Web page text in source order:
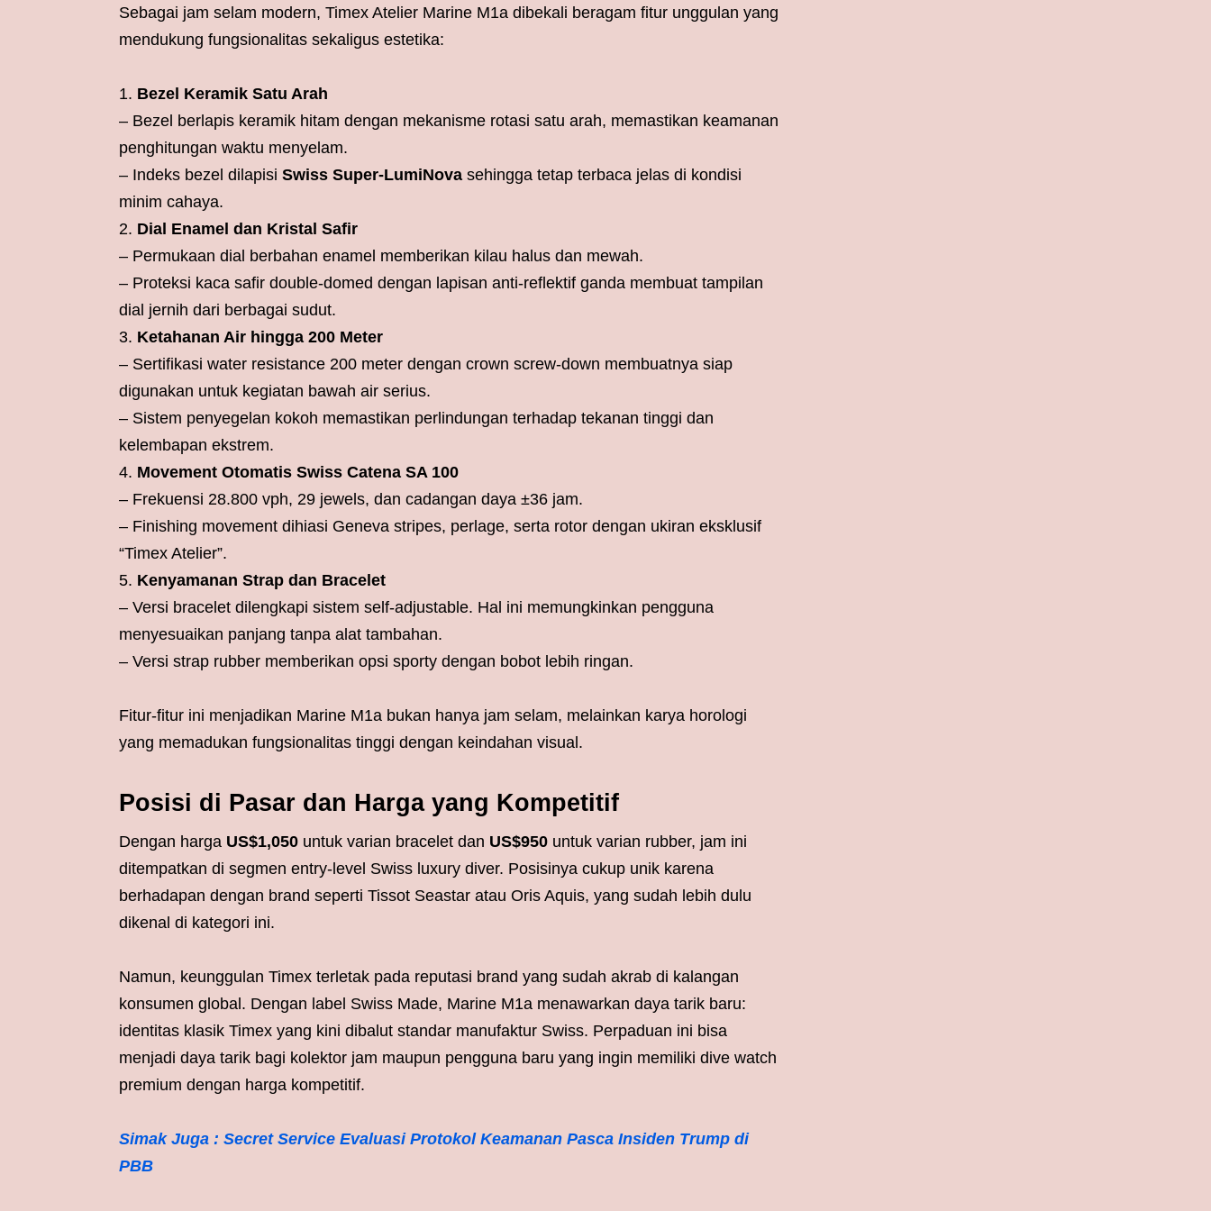
Sebagai jam selam modern, Timex Atelier Marine M1a dibekali beragam fitur unggulan yang
mendukung fungsionalitas sekaligus estetika:
Bezel Keramik Satu Arah
– Bezel berlapis keramik hitam dengan mekanisme rotasi satu arah, memastikan keamanan
penghitungan waktu menyelam.
– Indeks bezel dilapisi Swiss Super-LumiNova sehingga tetap terbaca jelas di kondisi
minim cahaya.
Dial Enamel dan Kristal Safir
– Permukaan dial berbahan enamel memberikan kilau halus dan mewah.
– Proteksi kaca safir double-domed dengan lapisan anti-reflektif ganda membuat tampilan
dial jernih dari berbagai sudut.
Ketahanan Air hingga 200 Meter
– Sertifikasi water resistance 200 meter dengan crown screw-down membuatnya siap
digunakan untuk kegiatan bawah air serius.
– Sistem penyegelan kokoh memastikan perlindungan terhadap tekanan tinggi dan
kelembapan ekstrem.
Movement Otomatis Swiss Catena SA 100
– Frekuensi 28.800 vph, 29 jewels, dan cadangan daya ±36 jam.
– Finishing movement dihiasi Geneva stripes, perlage, serta rotor dengan ukiran eksklusif
“Timex Atelier”.
Kenyamanan Strap dan Bracelet
– Versi bracelet dilengkapi sistem self-adjustable. Hal ini memungkinkan pengguna
menyesuaikan panjang tanpa alat tambahan.
– Versi strap rubber memberikan opsi sporty dengan bobot lebih ringan.
Fitur-fitur ini menjadikan Marine M1a bukan hanya jam selam, melainkan karya horologi
yang memadukan fungsionalitas tinggi dengan keindahan visual.
Posisi di Pasar dan Harga yang Kompetitif
Dengan harga US$1,050 untuk varian bracelet dan US$950 untuk varian rubber, jam ini
ditempatkan di segmen entry-level Swiss luxury diver. Posisinya cukup unik karena
berhadapan dengan brand seperti Tissot Seastar atau Oris Aquis, yang sudah lebih dulu
dikenal di kategori ini.
Namun, keunggulan Timex terletak pada reputasi brand yang sudah akrab di kalangan
konsumen global. Dengan label Swiss Made, Marine M1a menawarkan daya tarik baru:
identitas klasik Timex yang kini dibalut standar manufaktur Swiss. Perpaduan ini bisa
menjadi daya tarik bagi kolektor jam maupun pengguna baru yang ingin memiliki dive watch
premium dengan harga kompetitif.
Simak Juga : Secret Service Evaluasi Protokol Keamanan Pasca Insiden Trump di
PBB